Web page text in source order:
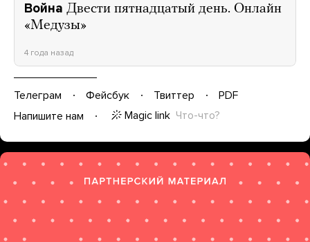
Война Двести пятнадцатый день. Онлайн
«Медузы»
4 года назад
Телеграм Фейсбук Твиттер
PDF
Напишите нам
Magic link Что-что?